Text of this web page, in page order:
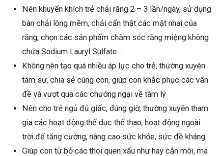
Nên khuyến khích trẻ chải răng 2 – 3 lần/ngày, sử dụng
bàn chải lông mềm, chải cẩn thật các mặt nhai của
răng, chọn các sản phẩm chăm sóc răng miệng không
chứa Sodium Lauryl Sulfate…
Không nên tạo quá nhiều áp lực cho trẻ, thường xuyên
tâm sự, chia sẻ cùng con, giúp con khắc phục các vấn
đề và vượt qua các chướng ngại về tâm lý
Nên cho trẻ ngủ đủ giấc, đúng giờ, thường xuyên tham
gia các hoạt động thể dục thể thao, hoạt động ngoài
trời để tăng cường, nâng cao sức khỏe, sức đề kháng.
Giúp con từ bỏ các thói quen xấu như hay cắn môi, má